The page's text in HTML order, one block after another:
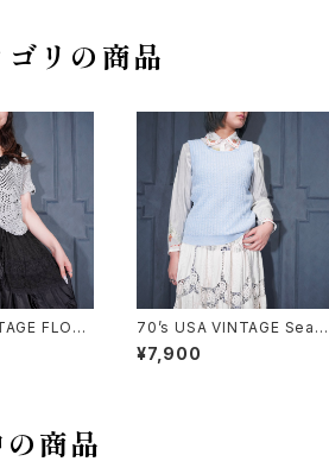
ディガンリの商品
FLOW
SLEEVE
CARDIGA
70’s USA VINTAGE Sears
WOVEN DESIGN KNIT VE
ST/70年代アメリカ古着シア
¥7,900
商品